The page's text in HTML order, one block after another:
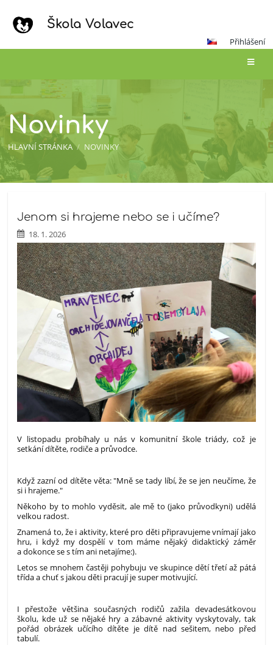
Škola Volavec
Přihlášení
Novinky
HLAVNÍ STRÁNKA / NOVINKY
Jenom si hrajeme nebo se i učíme?
18. 1. 2026
V listopadu probíhaly u nás v komunitní škole triády, což je
setkání dítěte, rodiče a průvodce.
Když zazní od dítěte věta: "Mně se tady líbí, že se jen neučíme, že
si i hrajeme."
Někoho by to mohlo vyděsit, ale mě to (jako průvodkyni) udělá
velkou radost.
Znamená to, že i aktivity, které pro děti připravujeme vnímají jako
hru, i když my dospělí v tom máme nějaký didaktický záměr
a dokonce se s tím ani netajíme:).
Letos se mnohem častěji pohybuju ve skupince dětí třetí až pátá
třída a chuť s jakou děti pracují je super motivující.
I přestože většina současných rodičů zažila devadesátkovou
školu, kde už se nějaké hry a zábavné aktivity vyskytovaly, tak
pořád obrázek učícího dítěte je dítě nad sešitem, nebo před
tabulí.